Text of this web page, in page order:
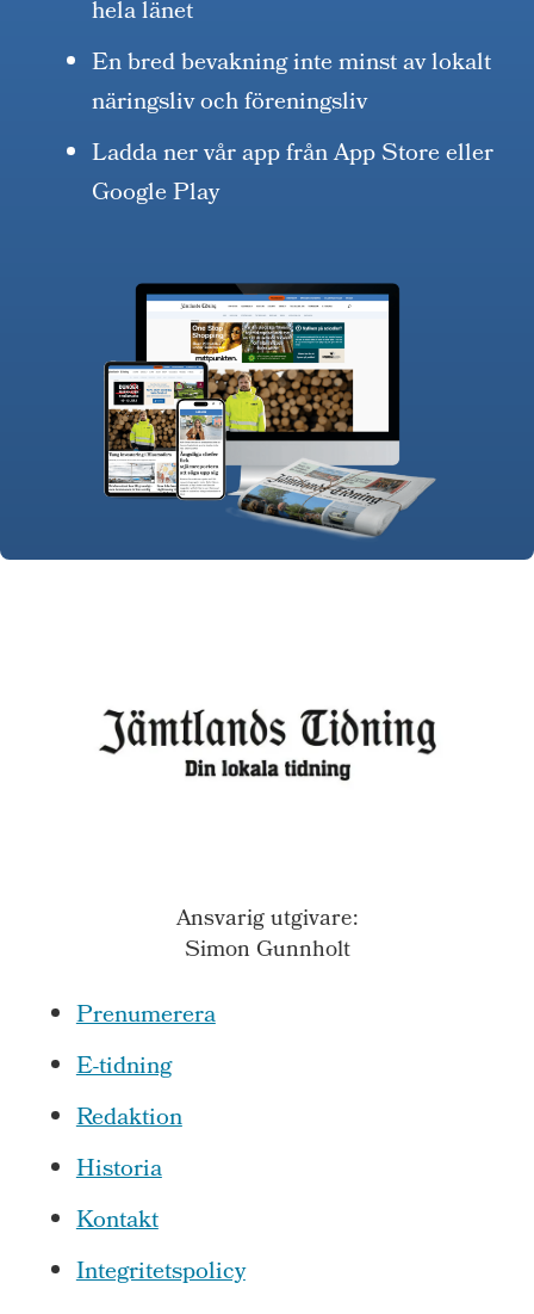
hela länet
En bred bevakning inte minst av lokalt
näringsliv och föreningsliv
Ladda ner vår app från App Store eller
Google Play
Ansvarig utgivare:
Simon Gunnholt
Prenumerera
E-tidning
Redaktion
Historia
Kontakt
Integritetspolicy